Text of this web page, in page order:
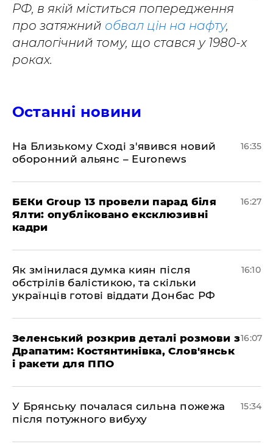
РФ, в якій міститься попередження
про затяжний обвал цін на нафту,
аналогічний тому, що стався у 1980-х
роках.
Останні новини
На Близькому Сході з'явився новий
оборонний альянс – Euronews
16:35
БЕКи Group 13 провели парад біля
Ялти: опубліковано ексклюзивні
кадри
16:27
Як змінилася думка киян після
обстрілів балістикою, та скільки
українців готові віддати Донбас РФ
16:10
Зеленський розкрив деталі розмови з
Драпатим: Костянтинівка, Слов'янськ
і ракети для ППО
16:07
У Брянську почалася сильна пожежа
після потужного вибуху
15:34